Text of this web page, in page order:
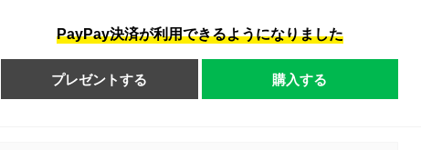
PayPay決済が利用できるようになりました
プレゼントする 購入する